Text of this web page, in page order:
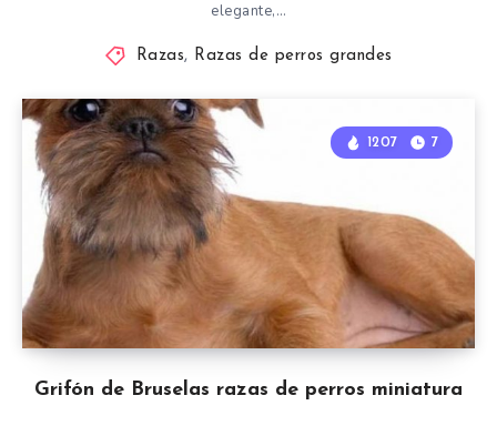
elegante,…
Razas, Razas de perros grandes
Grifón de Bruselas razas de perros miniatura
1207 7